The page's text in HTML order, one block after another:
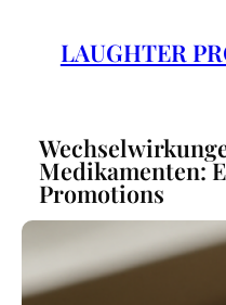
springen
LAUGHTER
Medikamenten:
Promotions